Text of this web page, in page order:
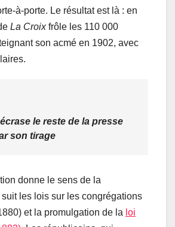
à-porte. Le résultat est là : en
La Croixfrôle les 110 000
son acmé en 1902, avec
le reste de la presse
son tirage
donne le sens de la
les lois sur les congrégations
et la promulgation de la loi